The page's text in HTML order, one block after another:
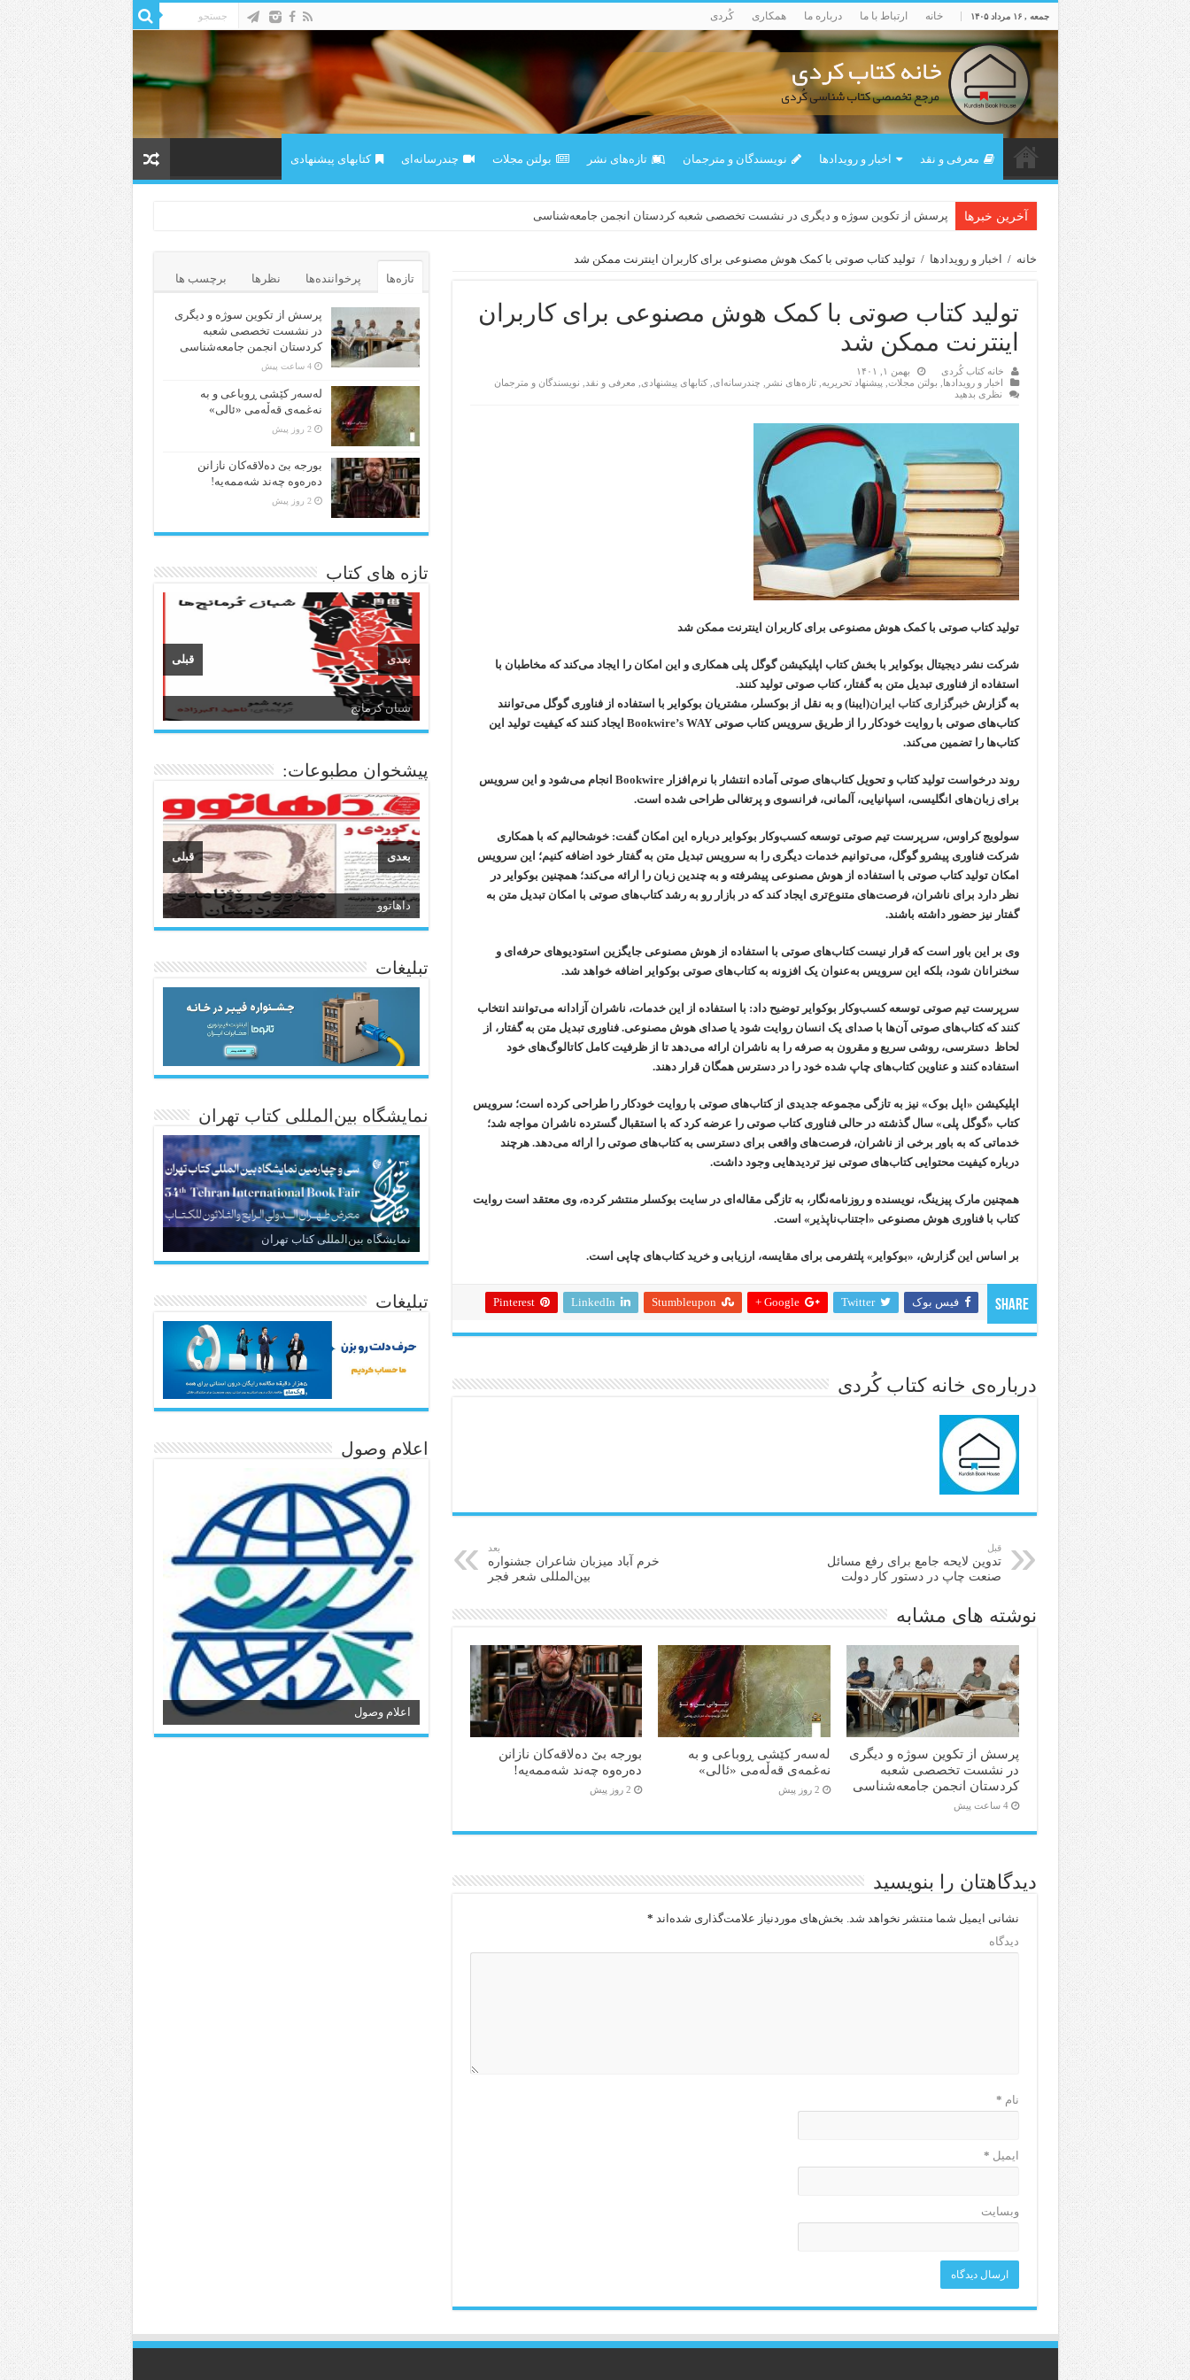
جمعه , ۱۶ مرداد ۱۴۰۵ خانه ارتباط با ما درباره ما همکاری کُردی
معرفی و نقد اخبار و رویدادها نویسندگان و مترجمان تازەهای نشر بولتن مجلات چندرسانه‌ای کتابهای پیشنهادی
آخرین خبرها پرسش از تکوین سوژه و دیگری در نشست تخصصی شعبه کردستان انجمن جامعه‌شناسی
خانه / اخبار و رویدادها / تولید کتاب صوتی با کمک هوش مصنوعی برای کاربران اینترنت ممکن شد
تولید کتاب صوتی با کمک هوش مصنوعی برای کاربران
اینترنت ممکن شد
خانه کتاب کُردی
بهمن ۱, ۱۴۰۱
اخبار و رویدادها
بولتن مجلات پیشنهاد تحریریه ,تازەهای نشر چندرسانه‌ای ,کتابهای پیشنهادی معرفی و نقد
نویسندگان و مترجمان
نظری بدهید
تولید کتاب صوتی با کمک هوش مصنوعی برای کاربران اینترنت ممکن شد
شرکت نشر دیجیتال بوکوایر با بخش کتاب اپلیکیشن گوگل پلی همکاری و این امکان را ایجاد می‌کند که مخاطبان با
استفاده از فناوری تبدیل متن به گفتار، کتاب صوتی تولید کنند.
به گزارشخبرگزاری کتاب ایران‌(ایبنا) و به نقل از بوکسلر، مشتریان بوکوایر با استفاده از فناوری گوگل می‌توانند
کتاب‌های صوتی با روایت خودکار را از طریق سرویس کتاب صوتی Bookwire’s WAY ایجاد کنند که کیفیت تولید این
کتاب‌ها را تضمین می‌کند.
روند درخواست تولید کتاب و تحویل کتاب‌های صوتی آماده انتشار با نرم‌افزار Bookwire انجام می‌شود و این سرویس
برای زبان‌های انگلیسی، اسپانیایی، آلمانی، فرانسوی و پرتغالی طراحی شده است.
سولویج کراوس، سرپرست تیم صوتی توسعه کسب‌وکار بوکوایر درباره این امکان گفت: خوشحالیم که با همکاری
شرکت فناوری پیشرو گوگل، می‌توانیم خدمات دیگری را به سرویس تبدیل متن به گفتار خود اضافه کنیم؛ این سرویس
امکان تولید کتاب صوتی با استفاده از هوش مصنوعی پیشرفته و به چندین زبان را ارائه می‌کند؛ همچنین بوکوایر در
نظر دارد برای ناشران، فرصت‌های متنوع‌تری ایجاد کند که در بازار رو به رشد کتاب‌های صوتی با امکان تبدیل متن به
گفتار نیز حضور داشته باشند.
وی بر این باور است که قرار نیست کتاب‌های صوتی با استفاده از هوش مصنوعی جایگزین استودیوهای حرفه‌ای و
سخنرانان شود، بلکه این سرویس به‌عنوان یک افزونه به کتاب‌های صوتی بوکوایر اضافه خواهد شد.
سرپرست تیم صوتی توسعه کسب‌وکار بوکوایر توضیح داد: با استفاده از این خدمات، ناشران آزادانه می‌توانند انتخاب
کنند که کتاب‌های صوتی آن‌ها با صدای یک انسان روایت شود یا صدای هوش مصنوعی. فناوری تبدیل متن به گفتار، از
لحاظ دسترسی، روشی سریع و مقرون به صرفه را به ناشران ارائه می‌دهد تا از ظرفیت کامل کاتالوگ‌های خود
استفاده کنند و عناوین کتاب‌های چاپ شده خود را در دسترس همگان قرار دهند.
اپلیکیشن «اپل بوک» نیز به تازگی مجموعه جدیدی از کتاب‌های صوتی با روایت خودکار را طراحی کرده است؛ سرویس
کتاب «گوگل پلی» سال گذشته در حالی فناوری کتاب صوتی را عرضه کرد که با استقبال گسترده ناشران مواجه شد؛
خدماتی که به باور برخی از ناشران، فرصت‌های واقعی برای دسترسی به کتاب‌های صوتی را ارائه می‌دهد. هرچند
درباره کیفیت محتوایی کتاب‌های صوتی نیز تردیدهایی وجود داشت.
همچنین مارک پیزینگ، نویسنده و روزنامه‌نگار، به تازگی مقاله‌ای در سایت بوکسلر منتشر کرده، وی معتقد است روایت
کتاب با فناوری هوش مصنوعی «اجتناب‌ناپذیر» است.
بر اساس این گزارش، «بوکوایر» پلتفرمی برای مقایسه، ارزیابی و خرید کتاب‌های چاپی است.
Share فیس بوک Twitter
Google +
Stumbleupon
LinkedIn
Pinterest
درباره‌ی خانه کتاب کُردی
قبل
تدوین لایحه جامع برای رفع مسائل
صنعت چاپ در دستور کار دولت
بعد
خرم آباد میزبان شاعران جشنواره
بین‌المللی شعر فجر
نوشته های مشابه
پرسش از تکوین سوژه و دیگری
در نشست تخصصی شعبه
کردستان انجمن جامعه‌شناسی
4 ساعت پیش
لەسەر کێشی ڕوباعی و به
نەغمەی قەڵەمی «ئالی»
2 روز پیش
بورجە بێ دەلاقەکان نازانن
دەرەوە چەند شەممەیە!
2 روز پیش
دیدگاهتان را بنویسید
نشانی ایمیل شما منتشر نخواهد شد. بخش‌های موردنیاز علامت‌گذاری شده‌اند *
دیدگاه
نام *
ایمیل *
وبسایت
تازه‌ها پرخواننده‌ها نظرها برچسب ها
پرسش از تکوین سوژه و دیگری
در نشست تخصصی شعبه
کردستان انجمن جامعه‌شناسی
4 ساعت پیش
لەسەر کێشی ڕوباعی و به
نەغمەی قەڵەمی «ئالی»
2 روز پیش
بورجە بێ دەلاقەکان نازانن
دەرەوە چەند شەممەیە!
2 روز پیش
تازه های کتاب
زبان و ادبیات کردی
قبلی بعدی
پیشخوان مطبوعات:
سیروان
قبلی بعدی
تبلیغات
نمایشگاه بین‌المللی کتاب تهران
نمایشگاه بین‌المللی کتاب تهران
تبلیغات
اعلام وصول
اعلام وصول